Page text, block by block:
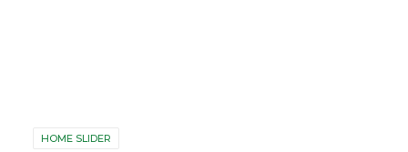
HOME SLIDER